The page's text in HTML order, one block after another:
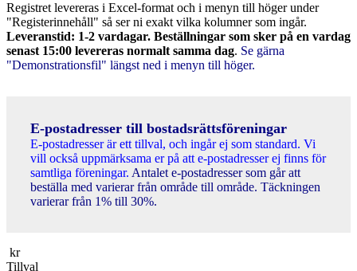
Registret levereras i Excel-format och i menyn till höger under
"Registerinnehåll" så ser ni exakt vilka kolumner som ingår.
Leveranstid: 1-2 vardagar. Beställningar som sker på en vardag
senast 15:00 levereras normalt samma dag. Se gärna
"Demonstrationsfil" längst ned i menyn till höger.
E-postadresser till bostadsrättsföreningar
E-postadresser är ett tillval, och ingår ej som standard. Vi
vill också uppmärksama er på att e-postadresser ej finns för
samtliga föreningar. Antalet e-postadresser som går att
beställa med varierar från område till område. Täckningen
varierar från 1% till 30%.
kr
Tillval